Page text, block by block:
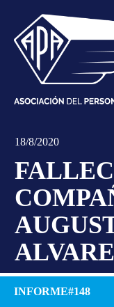
18/8/2020
INFORME#148